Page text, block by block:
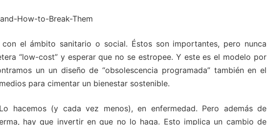
el ámbito sanitario o social. Éstos son importantes, pero nunca
“low-cost” y esperar que no se estropee. Y este es el modelo por
un un diseño de “obsolescencia programada” también en el
para cimentar un bienestar sostenible.
hacemos (y cada vez menos), en enfermedad. Pero además de
hay que invertir en que no lo haga. Esto implica un cambio de